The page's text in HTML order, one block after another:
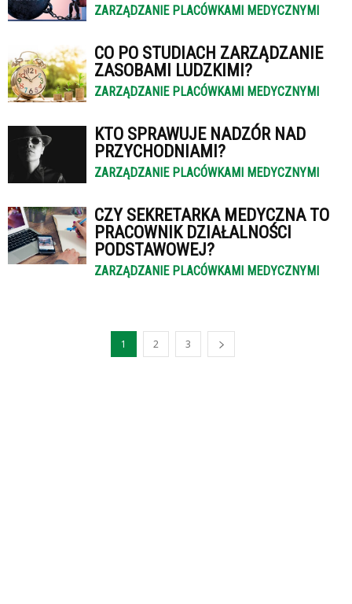
ZARZĄDZANIE PLACÓWKAMI MEDYCZNYMI
CO PO STUDIACH ZARZĄDZANIE
ZASOBAMI LUDZKIMI?
ZARZĄDZANIE PLACÓWKAMI MEDYCZNYMI
KTO SPRAWUJE NADZÓR NAD
PRZYCHODNIAMI?
ZARZĄDZANIE PLACÓWKAMI MEDYCZNYMI
CZY SEKRETARKA MEDYCZNA TO
PRACOWNIK DZIAŁALNOŚCI
PODSTAWOWEJ?
ZARZĄDZANIE PLACÓWKAMI MEDYCZNYMI
1 2 3